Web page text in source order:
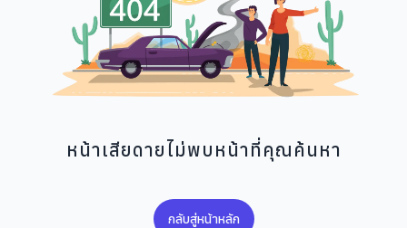
หน้าเสียดายไม่พบหน้าที่คุณค้นหา
กลับสู่หน้าหลัก